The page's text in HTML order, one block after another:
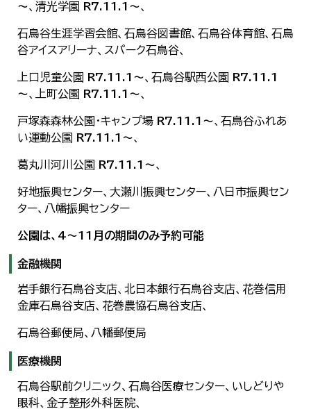
～、清光学園 R7.11.1～、
石鳥谷生涯学習会館、石鳥谷図書館、石鳥谷体育館、石鳥
谷アイスアリーナ、スパーク石鳥谷、
上口児童公園 R7.11.1～、石鳥谷駅西公園
R7.11.1
～、上町公園 R7.11.1～、
戸塚森森林公園・キャンプ場 R7.11.1～、石鳥谷ふれあ
い運動公園
R7.11.1～、
葛丸川河川公園 R7.11.1～、
好地振興センター、大瀬川振興センター、八日市振興セン
ター、八幡振興センター
公園は、4～11月の期間のみ予約可能
金融機関
岩手銀行石鳥谷支店、北日本銀行石鳥谷支店、花巻信用
金庫石鳥谷支店、花巻農協石鳥谷支店、
石鳥谷郵便局、八幡郵便局
医療機関
石鳥谷駅前クリニック、石鳥谷医療センター、いしどりや
眼科、金子整形外科医院、